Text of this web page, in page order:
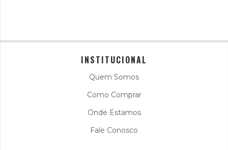
INSTITUCIONAL
Quem Somos
Como Comprar
Onde Estamos
Fale Conosco